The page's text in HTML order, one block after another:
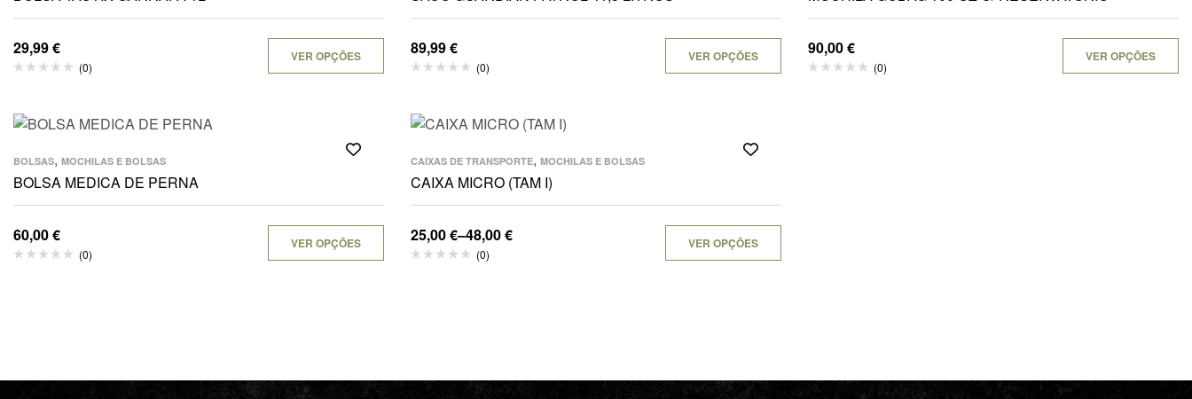
29,99€
(0)
VER OPÇÕES 89,99€
(0)
VER OPÇÕES 90,00€
(0)
VER OPÇÕES
BOLSAS, MOCHILAS E BOLSAS
BOLSA MEDICA DE PERNA
60,00€
(0)
VER OPÇÕES
CAIXAS DE TRANSPORTE, MOCHILAS E BOLSAS
CAIXA MICRO (TAM I)
25,00€–48,00€
(0)
VER OPÇÕES